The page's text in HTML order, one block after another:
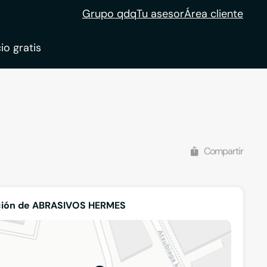
Grupo qdqTu asesorÁrea cliente
gratis
Compartir
de ABRASIVOS HERMES